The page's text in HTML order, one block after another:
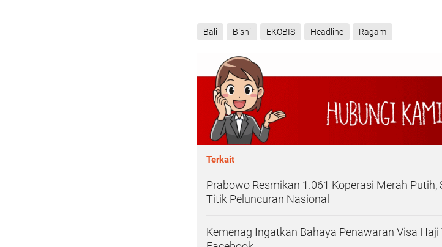
Bali Bisni EKOBIS Headline Ragam
Terkait
Prabowo Resmikan 1.061 Koperasi Merah Putih,
Titik Peluncuran Nasional
Kemenag Ingatkan Bahaya Penawaran Visa Haji